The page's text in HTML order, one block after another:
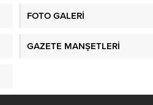
FOTO GALERİ
GAZETE MANŞETLERİ